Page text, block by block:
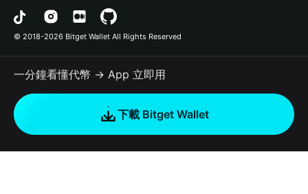
工作機會
DApp
RWA
如何購買加密貨幣
批次轉帳
Bitcoin
Polygon
用戶使用協議
© 2018-2026 Bitget Wallet All Rights Reserved
一分鐘看懂代幣 → App 立即用
下載 Bitget Wallet